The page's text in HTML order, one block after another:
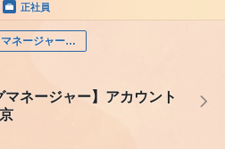
正社員
マネージャー（エンジニア）
マネージャー】アカウント